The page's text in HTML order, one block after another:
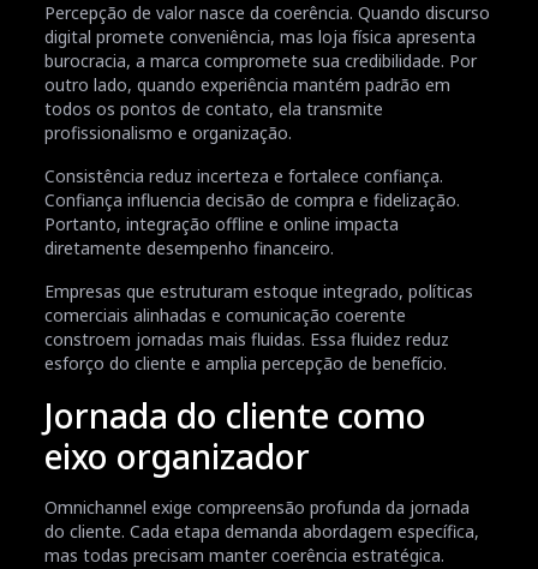
Percepção de valor nasce da coerência. Quando discurso
digital promete conveniência, mas loja física apresenta
burocracia, a marca compromete sua credibilidade. Por
outro lado, quando experiência mantém padrão em
todos os pontos de contato, ela transmite
profissionalismo e organização.
Consistência reduz incerteza e fortalece confiança.
Confiança influencia decisão de compra e fidelização.
Portanto, integração offline e online impacta
diretamente desempenho financeiro.
Empresas que estruturam estoque integrado, políticas
comerciais alinhadas e comunicação coerente
constroem jornadas mais fluidas. Essa fluidez reduz
esforço do cliente e amplia percepção de benefício.
Jornada do cliente como
eixo organizador
Omnichannel exige compreensão profunda da jornada
do cliente. Cada etapa demanda abordagem específica,
mas todas precisam manter coerência estratégica.